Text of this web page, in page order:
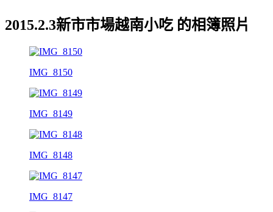
2015.2.3新市市場越南小吃 的相簿照片
IMG_8150
IMG_8149
IMG_8148
IMG_8147